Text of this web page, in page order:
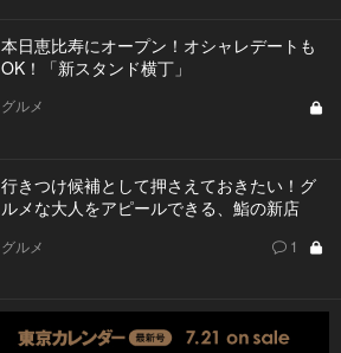
本日恵比寿にオープン！オシャレデートも
OK！「新スタンド横丁」
グルメ
行きつけ候補として押さえておきたい！グ
ルメな大人をアピールできる、鮨の新店
グルメ 1